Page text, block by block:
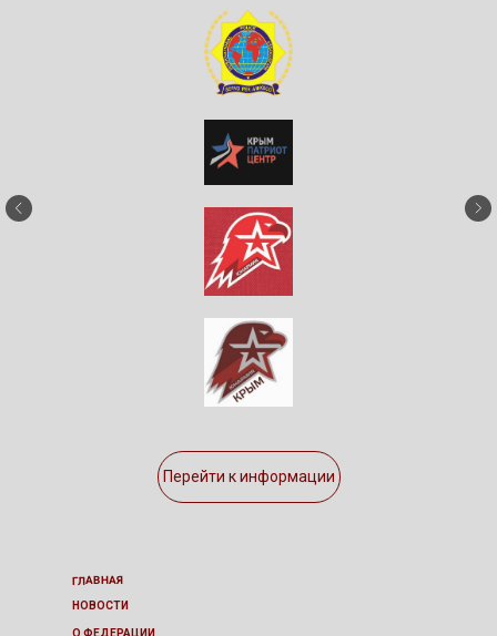
Перейти к информации
ГЛАВНАЯ
НОВОСТИ